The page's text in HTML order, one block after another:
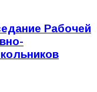
Рабочей